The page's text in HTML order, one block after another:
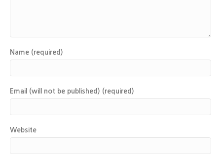
Name (required)
Email (will not be published) (required)
Website